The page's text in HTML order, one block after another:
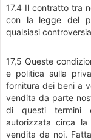
17.4 Il contratto tra
con la legge del
qualsiasi
17,5 Queste
e politica sulla
fornitura dei beni a
vendita da parte
di questi termini
autorizzata circa
vendita da noi.